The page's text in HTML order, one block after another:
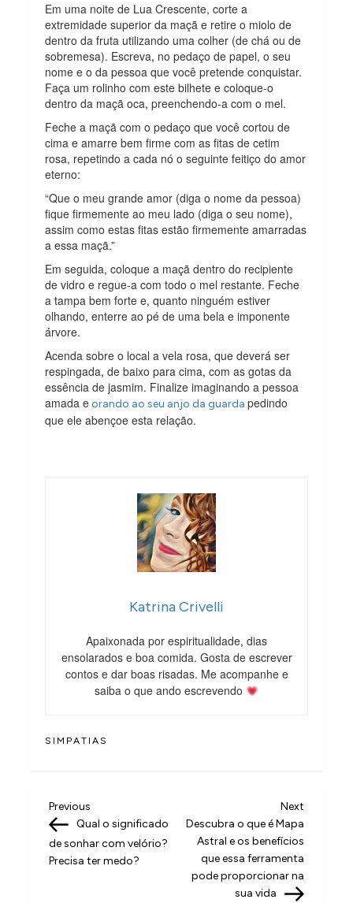
Em uma noite de Lua Crescente, corte a
extremidade superior da maçã e retire o miolo de
dentro da fruta utilizando uma colher (de chá ou de
sobremesa). Escreva, no pedaço de papel, o seu
nome e o da pessoa que você pretende conquistar.
Faça um rolinho com este bilhete e coloque-o
dentro da maçã oca, preenchendo-a com o mel.
Feche a maçã com o pedaço que você cortou de
cima e amarre bem firme com as fitas de cetim
rosa, repetindo a cada nó o seguinte feitiço do amor
eterno:
“Que o meu grande amor (diga o nome da pessoa)
fique firmemente ao meu lado (diga o seu nome),
assim como estas fitas estão firmemente amarradas
a essa maçã.”
Em seguida, coloque a maçã dentro do recipiente
de vidro e regue-a com todo o mel restante. Feche
a tampa bem forte e, quanto ninguém estiver
olhando, enterre ao pé de uma bela e imponente
árvore.
Acenda sobre o local a vela rosa, que deverá ser
respingada, de baixo para cima, com as gotas da
essência de jasmim. Finalize imaginando a pessoa
amada eorando ao seu anjo da guardapedindo
que ele abençoe esta relação.
Katrina Crivelli
Apaixonada por espiritualidade, dias
ensolarados e boa comida. Gosta de escrever
contos e dar boas risadas. Me acompanhe e
saiba o que ando escrevendo
SIMPATIAS
N
a
v
Previous
Post
Previous
Qual o significado
de sonhar com velório?
Precisa ter medo?
Next
Post
Next
Descubra o que é Mapa
Astral e os benefícios
que essa ferramenta
pode proporcionar na
sua vida